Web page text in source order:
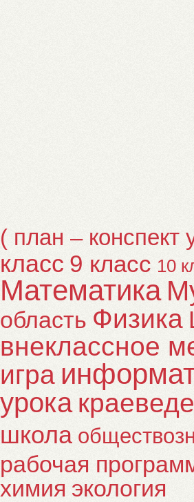
( план – конспект
класс 9 класс 10
Математика
область Физика
внеклассное
игра
урока
школа
рабочая
химия экология